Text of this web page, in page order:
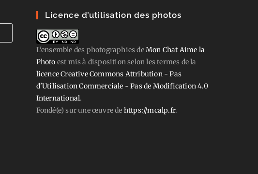
Licence d’utilisation des photos
L'ensemble des photographiesdeMon Chat Aime la
Photo est mis à disposition selon les termes de la
licence Creative Commons Attribution - Pas
d'Utilisation Commerciale - Pas de Modification 4.0
International.
Fondé(e) sur une œuvre de https://mcalp.fr.